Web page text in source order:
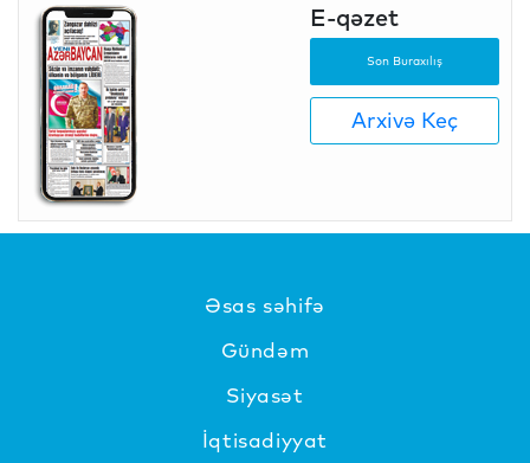
E-qəzet
Son Buraxılış
Arxivə Keç
Əsas səhifə
Gündəm
Siyasət
İqtisadiyyat